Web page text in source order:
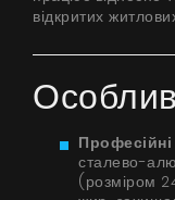
відкритих
сталево-
(розміром